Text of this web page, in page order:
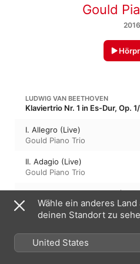
Gould
2016
LUDWIG VAN BEETHOVEN
Klaviertrio Nr. 1 in Es-Dur, Op.
I. Allegro (Live)
Gould Piano Trio
II. Adagio (Live)
Gould Piano Trio
III. Scherzo. Allegro assai (Live)
Gould Piano Trio
Gould Piano Trio
Wähle ein anderes
deinen Standort zu
United States